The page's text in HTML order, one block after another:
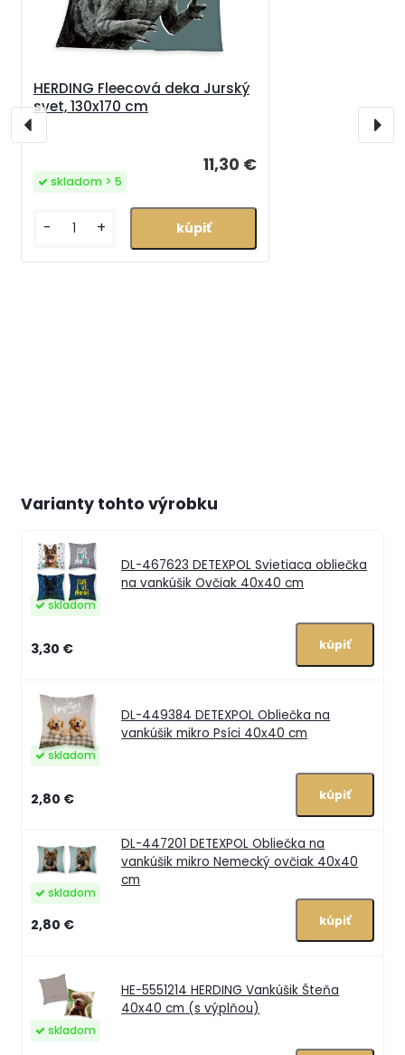
HERDING Fleecová deka Jurský
svet, 130x170 cm
11,30 €
skladom > 5
- +
Varianty tohto výrobku
DL-467623 DETEXPOL Svietiaca obliečka
na vankúšik Ovčiak 40x40 cm
skladom
3,30 €
DL-449384 DETEXPOL Obliečka na
vankúšik mikro Psíci 40x40 cm
skladom
2,80 €
DL-447201 DETEXPOL Obliečka na
vankúšik mikro Nemecký ovčiak 40x40
cm
skladom
2,80 €
HE-5551214 HERDING Vankúšik Šteňa
40x40 cm (s výplňou)
skladom